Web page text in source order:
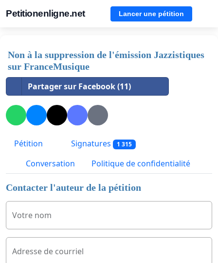
Petitionenligne.net Lancer une pétition
Non à la suppression de l'émission Jazzistiques
sur FranceMusique
Partager sur Facebook (11)
Pétition Signatures 1 315
Conversation Politique de confidentialité
Contacter l'auteur de la pétition
Votre nom
Adresse de courriel